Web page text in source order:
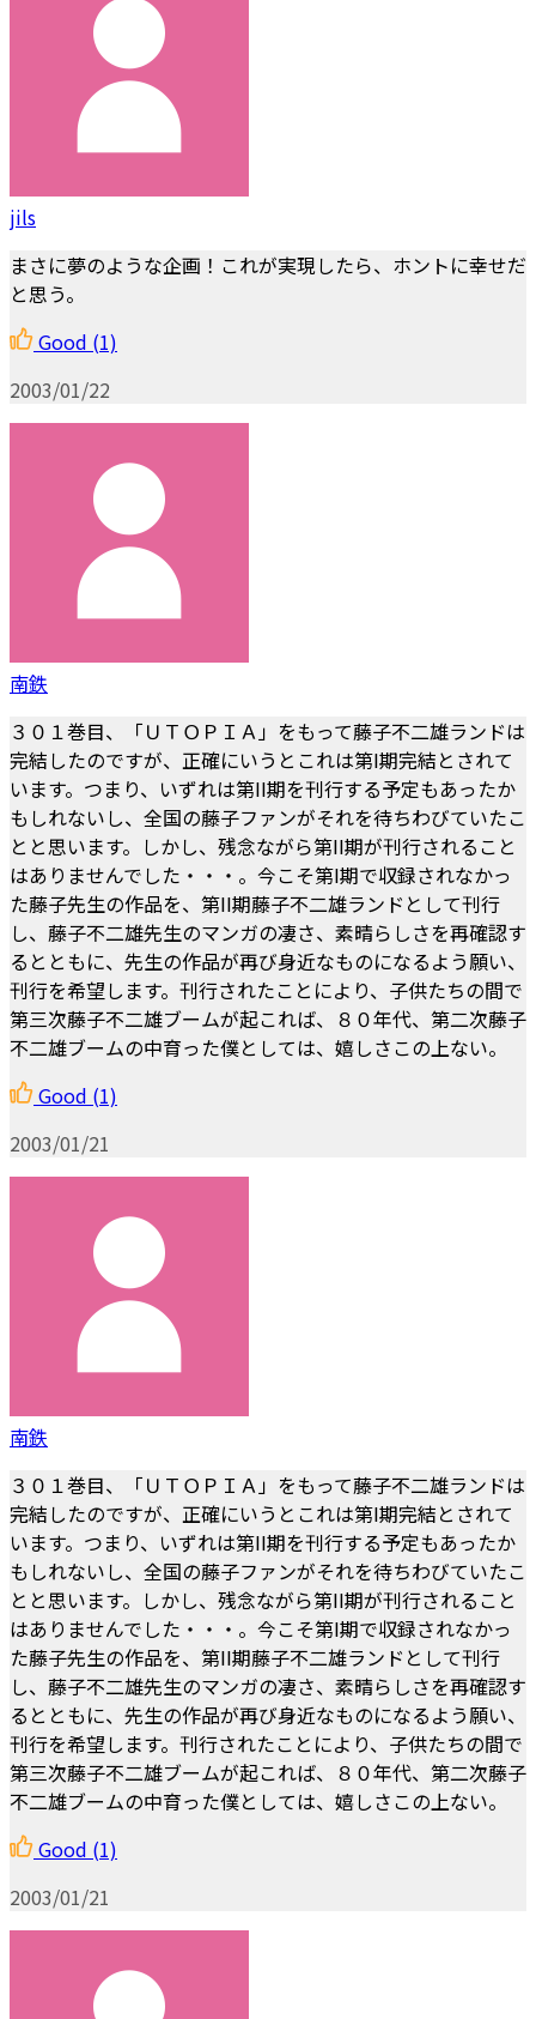
jils
まさに夢のような企画！これが実現したら、ホントに幸せだ
と思う。
Good (1)
2003/01/22
南鉄
３０１巻目、「ＵＴＯＰＩＡ」をもって藤子不二雄ランドは
完結したのですが、正確にいうとこれは第I期完結とされて
います。つまり、いずれは第II期を刊行する予定もあったか
もしれないし、全国の藤子ファンがそれを待ちわびていたこ
とと思います。しかし、残念ながら第II期が刊行されること
はありませんでした・・・。今こそ第I期で収録されなかっ
た藤子先生の作品を、第II期藤子不二雄ランドとして刊行
し、藤子不二雄先生のマンガの凄さ、素晴らしさを再確認す
るとともに、先生の作品が再び身近なものになるよう願い、
刊行を希望します。刊行されたことにより、子供たちの間で
第三次藤子不二雄ブームが起これば、８０年代、第二次藤子
不二雄ブームの中育った僕としては、嬉しさこの上ない。
Good (1)
2003/01/21
南鉄
３０１巻目、「ＵＴＯＰＩＡ」をもって藤子不二雄ランドは
完結したのですが、正確にいうとこれは第I期完結とされて
います。つまり、いずれは第II期を刊行する予定もあったか
もしれないし、全国の藤子ファンがそれを待ちわびていたこ
とと思います。しかし、残念ながら第II期が刊行されること
はありませんでした・・・。今こそ第I期で収録されなかっ
た藤子先生の作品を、第II期藤子不二雄ランドとして刊行
し、藤子不二雄先生のマンガの凄さ、素晴らしさを再確認す
るとともに、先生の作品が再び身近なものになるよう願い、
刊行を希望します。刊行されたことにより、子供たちの間で
第三次藤子不二雄ブームが起これば、８０年代、第二次藤子
不二雄ブームの中育った僕としては、嬉しさこの上ない。
Good (1)
2003/01/21